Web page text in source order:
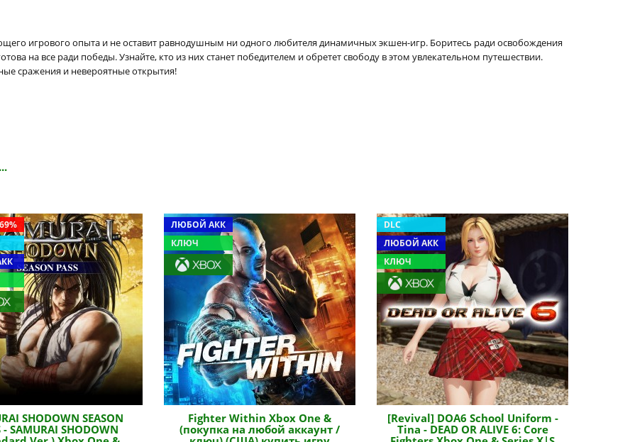
игрового опыта и не оставит равнодушным ни одного любителя динамичных экшен-игр. Боритесь ради освобождения
на все ради победы. Узнайте, кто из них станет победителем и обретет свободу в этом увлекательном путешествии.
сражения и невероятные открытия!
SHODOWN SEASON
- SAMURAI SHODOWN
ЛЮБОЙ АКК
КЛЮЧ
Fighter Within Xbox One &
(покупка на любой аккаунт /
DLC
ЛЮБОЙ АКК
КЛЮЧ
[Revival] DOA6 School Uniform -
Tina - DEAD OR ALIVE 6: Core